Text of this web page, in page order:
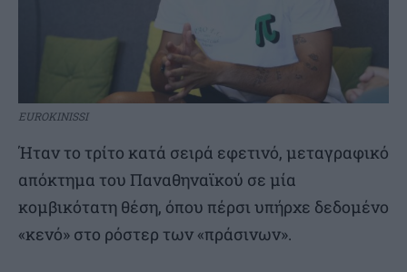
EUROKINISSI
Ήταν το τρίτο κατά σειρά εφετινό, μεταγραφικό
απόκτημα του Παναθηναϊκού σε μία
κομβικότατη θέση, όπου πέρσι υπήρχε δεδομένο
«κενό» στο ρόστερ των «πράσινων».